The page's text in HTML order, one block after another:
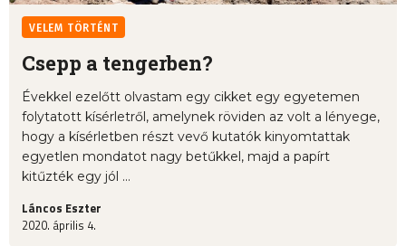
VELEM TÖRTÉNT
Csepp a tengerben?
Évekkel ezelőtt olvastam egy cikket egy egyetemen
folytatott kísérletről, amelynek röviden az volt a lényege,
hogy a kísérletben részt vevő kutatók kinyomtattak
egyetlen mondatot nagy betűkkel, majd a papírt
kitűzték egy jól ...
Láncos Eszter
2020. április 4.